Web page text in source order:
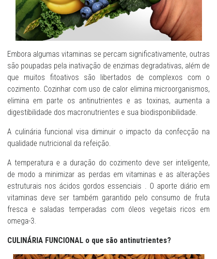
Embora algumas vitaminas se percam significativamente, outras
são poupadas pela inativação de enzimas degradativas, além de
que muitos fitoativos são libertados de complexos com o
cozimento. Cozinhar com uso de calor elimina microorganismos,
elimina em parte os antinutrientes e as toxinas, aumenta a
digestibilidade dos macronutrientes e sua biodisponibilidade.
A culinária funcional visa diminuir o impacto da confecção na
qualidade nutricional da refeição.
A temperatura e a duração do cozimento deve ser inteligente,
de modo a minimizar as perdas em vitaminas e as alterações
estruturais nos ácidos gordos essenciais . O aporte diário em
vitaminas deve ser também garantido pelo consumo de fruta
fresca e saladas temperadas com óleos vegetais ricos em
omega-3.
CULINÁRIA FUNCIONAL o que são antinutrientes?